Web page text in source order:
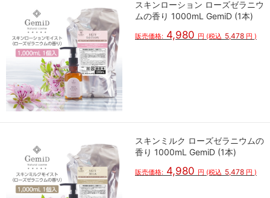
スキンローション ローズゼラニウ
ムの香り 1000mL GemiD (1本)
販売価格: 4,980 円 (税込 5,478 円 )
スキンミルク ローズゼラニウムの
香り 1000mL GemiD (1本)
販売価格: 4,980 円 (税込 5,478 円 )